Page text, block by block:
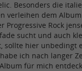
Besonders die
verleihen dem
Progressive Rock
sucht und auch
sollte hier unbedingt
ich nach langer
für mich